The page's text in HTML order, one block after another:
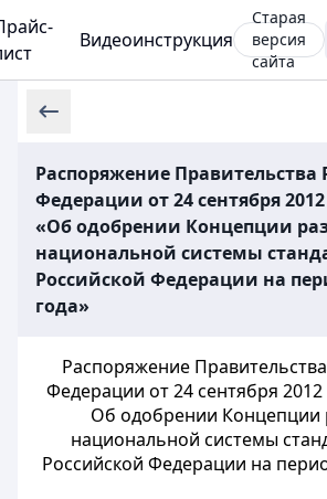
Видеоинструкция
Старая
версия
сайта
Распоряжение Правительства
Федерации от 24 сентября
«Об одобрении Концепции
национальной системы
Российской Федерации на
года»
Распоряжение
Федерации от 24 сентября
Об одобрении Концепции
национальной системы
Российской Федерации на